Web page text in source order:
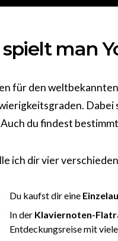
man
für den
du findest
ich dir vier
Du kaufst dir eine
In der Klaviernoten-
Entdeckungsreise mit